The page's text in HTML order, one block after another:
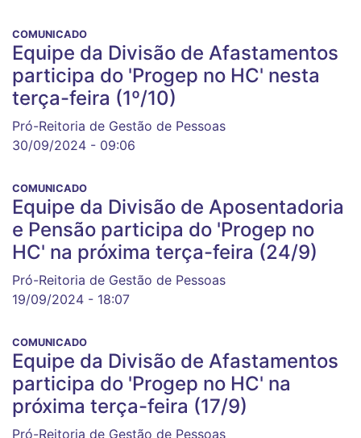
COMUNICADO
Equipe da Divisão de Afastamentos
participa do 'Progep no HC' nesta
terça-feira (1º/10)
Pró-Reitoria de Gestão de Pessoas
30/09/2024 - 09:06
COMUNICADO
Equipe da Divisão de Aposentadoria
e Pensão participa do 'Progep no
HC' na próxima terça-feira (24/9)
Pró-Reitoria de Gestão de Pessoas
19/09/2024 - 18:07
COMUNICADO
Equipe da Divisão de Afastamentos
participa do 'Progep no HC' na
próxima terça-feira (17/9)
Pró-Reitoria de Gestão de Pessoas